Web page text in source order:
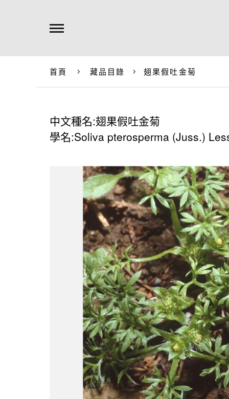
首頁 藏品目錄 翅果假吐金菊
中文種名:翅果假吐金菊
學名:Soliva pterosperma (Juss.)